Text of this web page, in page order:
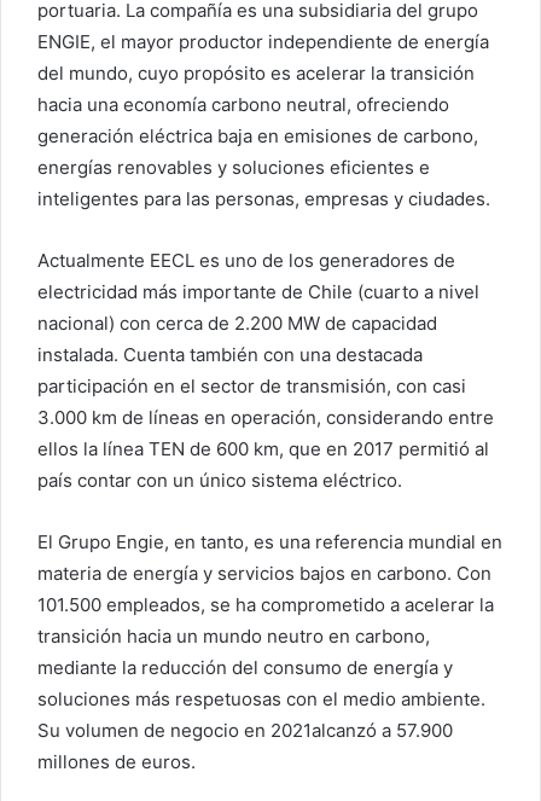
portuaria. La compañía es una subsidiaria del grupo
ENGIE, el mayor productor independiente de energía
del mundo, cuyo propósito es acelerar la transición
hacia una economía carbono neutral, ofreciendo
generación eléctrica baja en emisiones de carbono,
energías renovables y soluciones eficientes e
inteligentes para las personas, empresas y ciudades.
Actualmente EECL es uno de los generadores de
electricidad más importante de Chile (cuarto a nivel
nacional) con cerca de 2.200 MW de capacidad
instalada. Cuenta también con una destacada
participación en el sector de transmisión, con casi
3.000 km de líneas en operación, considerando entre
ellos la línea TEN de 600 km, que en 2017 permitió al
país contar con un único sistema eléctrico.
El Grupo Engie, en tanto, es una referencia mundial en
materia de energía y servicios bajos en carbono. Con
101.500 empleados, se ha comprometido a acelerar la
transición hacia un mundo neutro en carbono,
mediante la reducción del consumo de energía y
soluciones más respetuosas con el medio ambiente.
Su volumen de negocio en 2021alcanzó a 57.900
millones de euros.